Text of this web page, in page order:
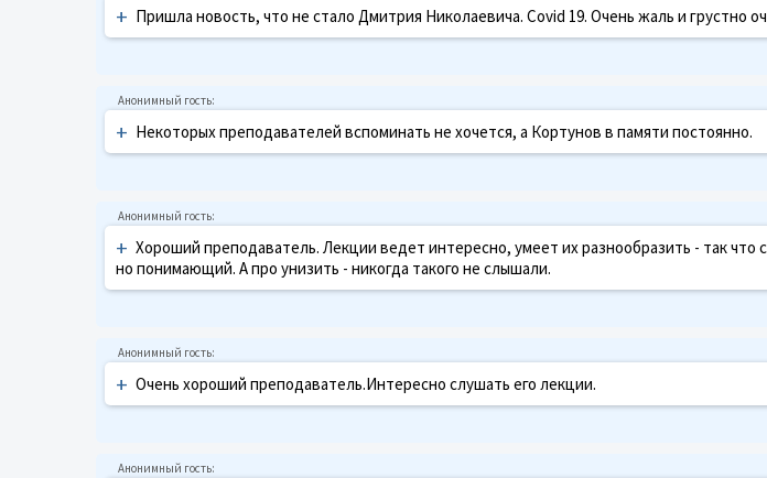
+ Пришла новость, что не стало Дмитрия Николаевича. Covid 19. Очень жаль и грустно
+ Некоторых преподавателей вспоминать не хочется, а Кортунов в памяти постоянно.
+ Хороший преподаватель. Лекции ведет интересно, умеет их разнообразить - так что
но понимающий. А про унизить - никогда такого не слышали.
+ Очень хороший преподаватель.Интересно слушать его лекции.